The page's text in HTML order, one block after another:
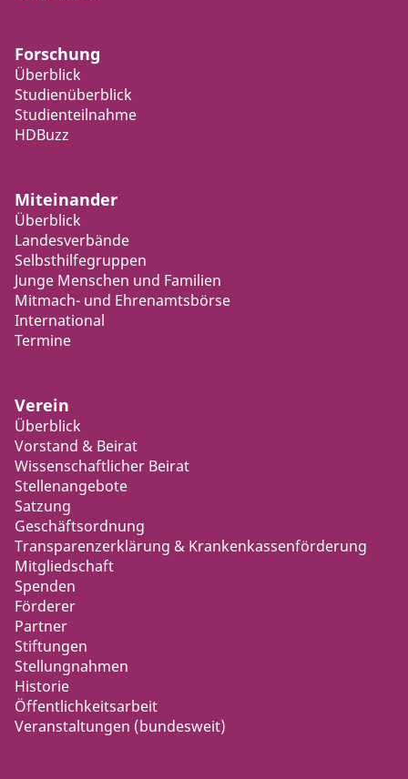
Forschung
Überblick
Studienüberblick
Studienteilnahme
HDBuzz
Miteinander
Überblick
Landesverbände
Selbsthilfegruppen
Junge Menschen und Familien
Mitmach- und Ehrenamtsbörse
International
Termine
Verein
Überblick
Vorstand & Beirat
Wissenschaftlicher Beirat
Stellenangebote
Satzung
Geschäftsordnung
Transparenzerklärung & Krankenkassenförderung
Mitgliedschaft
Spenden
Förderer
Partner
Stiftungen
Stellungnahmen
Historie
Öffentlichkeitsarbeit
Veranstaltungen (bundesweit)